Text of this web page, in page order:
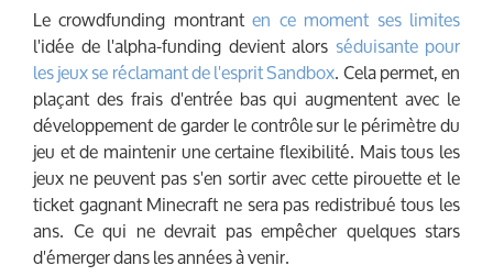
Le crowdfunding montranten ce moment ses limites
l'idée de l'alpha-funding devient alors séduisante pour
les jeux se réclamant de l'esprit Sandbox. Cela permet, en
plaçant des frais d'entrée bas qui augmentent avec le
développement de garder le contrôle sur le périmètre du
jeu et de maintenir une certaine flexibilité. Mais tous les
jeux ne peuvent pas s'en sortir avec cette pirouette et le
ticket gagnant Minecraft ne sera pas redistribué tous les
ans. Ce qui ne devrait pas empêcher quelques stars
d'émerger dans les années à venir.